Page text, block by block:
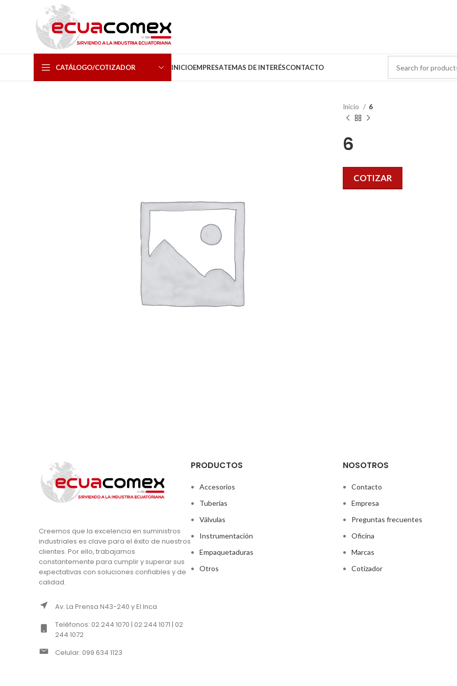
CATÁLOGO/COTIZADOR INICIOEMPRESATEMAS DE INTERÉSCONTACTO
Inicio 6
6
COTIZAR
Creemos que la excelencia en suministros
industriales es clave para el éxito de nuestros
clientes. Por ello, trabajamos
constantemente para cumplir y superar sus
expectativas con soluciones confiables y de
calidad.
Av. La Prensa N43-240 y El Inca
Teléfonos: 02 244 1070 | 02 244 1071 | 02
244 1072
Celular: 099 634 1123
PRODUCTOS
Accesorios
Tuberías
Válvulas
Instrumentación
Empaquetaduras
Otros
NOSOTROS
Contacto
Empresa
Preguntas frecuentes
Oficina
Marcas
Cotizador